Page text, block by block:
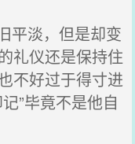
淡，但是却变
礼仪还是保持住
不好过于得寸进
”毕竟不是他自